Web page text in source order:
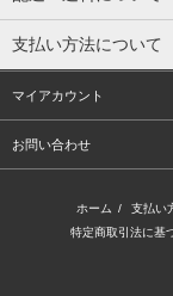
支払い方法について
マイアカウント
お問い合わせ
ホーム / 支払い
特定商取引法に基